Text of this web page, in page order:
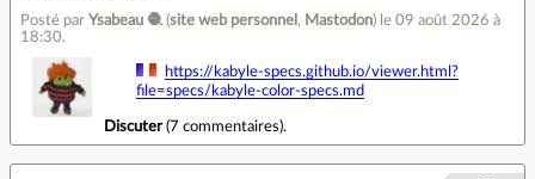
Posté par Ysabeau 🧶 (site web personnel , Mastodon) le 09 août 2026 à
18:30.
https://kabyle-specs.github.io/viewer.html?
file=specs/kabyle-color-specs.md
Discuter(7 commentaires).